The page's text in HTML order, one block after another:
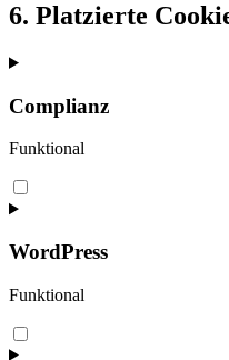
6. Platzierte
Complianz
Funktional
Consent
to
complianz
WordPress
Funktional
Consent
to